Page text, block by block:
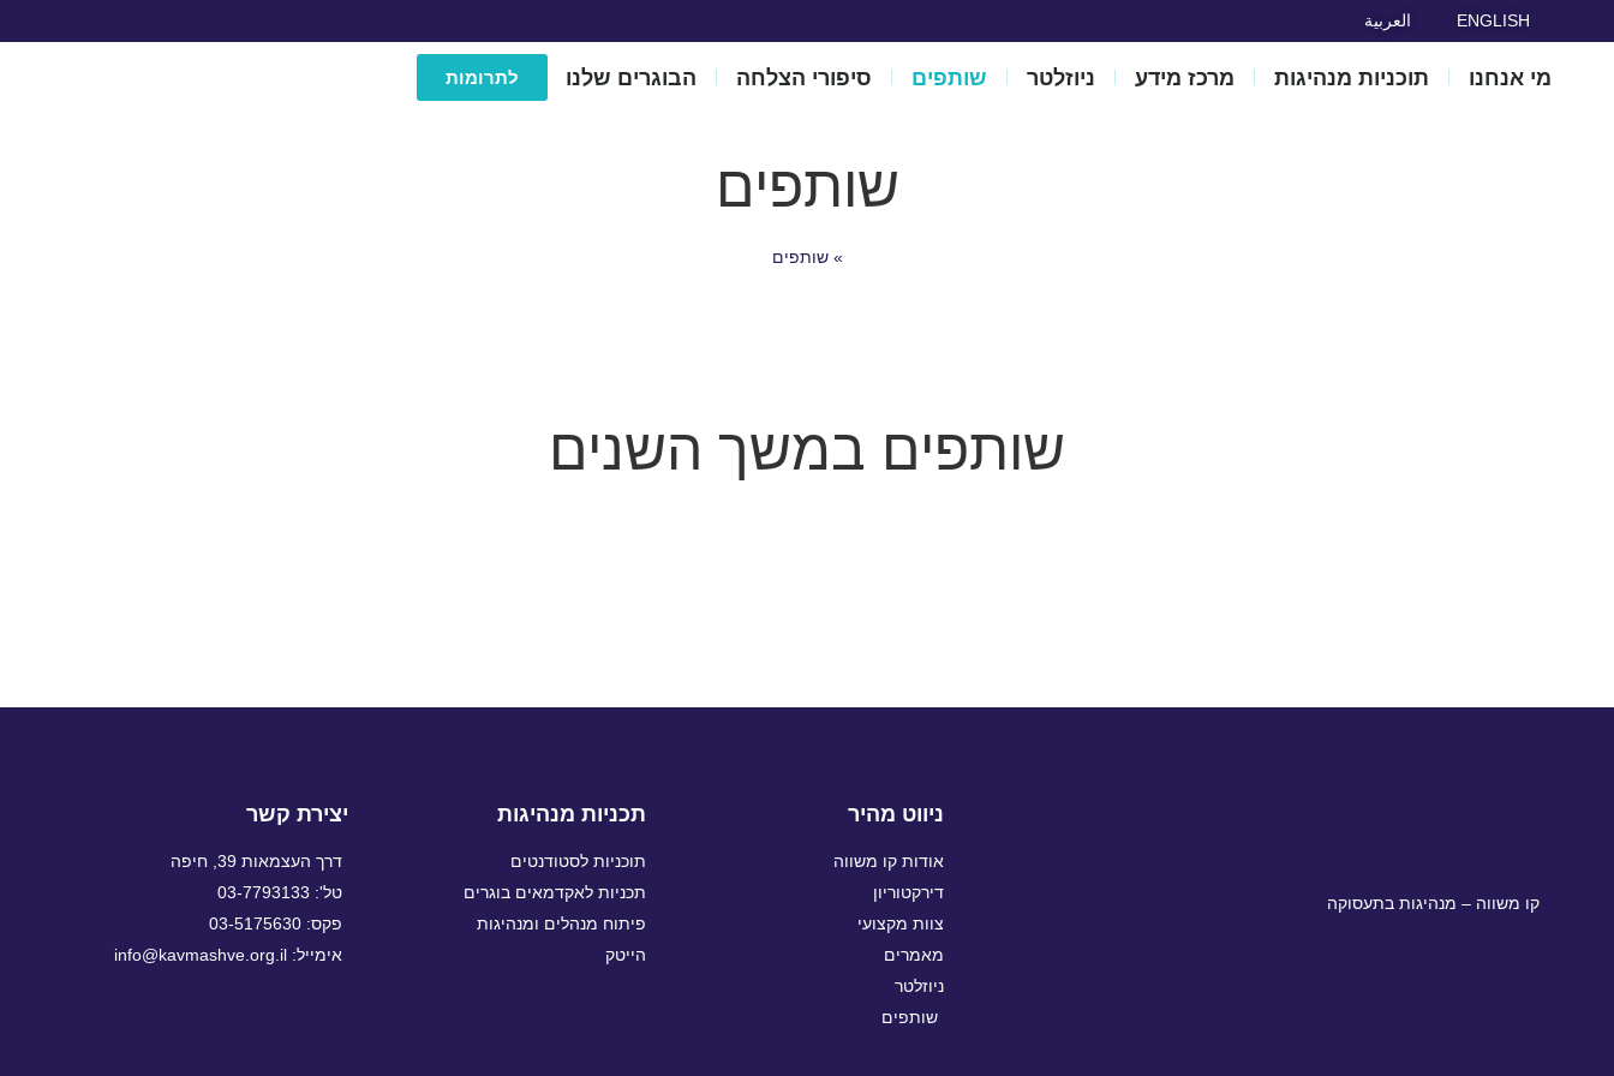
ENGLISH العربية
מי אנחנו תוכניות מנהיגות מרכז מידע ניוזלטר שותפים סיפורי הצלחה הבוגרים שלנו לתרומות
שותפים
»שותפים
שותפים במשך השנים
קו משווה – מנהיגות בתעסוקה
ניווט מהיר
אודות קו משווה
דירקטוריון
צוות מקצועי
מאמרים
ניוזלטר
שותפים
תכניות מנהיגות
תוכניות לסטודנטים
תכניות לאקדמאים בוגרים
פיתוח מנהלים ומנהיגות
הייטק
יצירת קשר
דרך העצמאות 39, חיפה
טל': 03-7793133
פקס: 03-5175630
אימייל: info@kavmashve.org.il